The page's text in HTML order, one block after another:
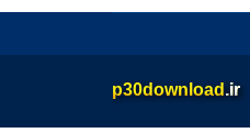
p30download